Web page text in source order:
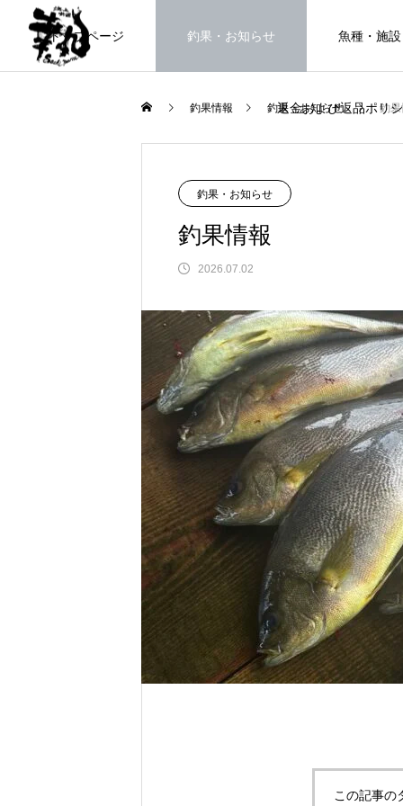
トップページ 釣果・お知らせ 魚種・施設
返金および返品ポリ
高知県唯一の海上釣堀。さぁ釣りま
れ！！
FEATURE
自分だけのエサを作ってみよう。
釣果情報 釣果・お知らせ 釣
釣果・お知らせ
釣果情報
2026.07.02
この記事の